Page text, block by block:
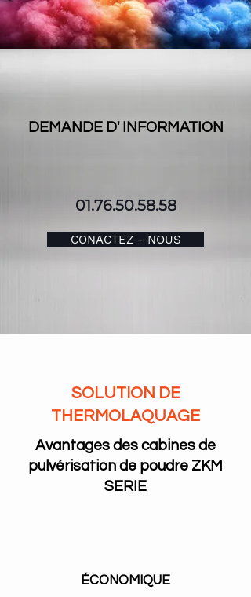
DEMANDE D' INFORMATION
01.76.50.58.58
CONACTEZ - NOUS
SOLUTION DE
THERMOLAQUAGE
Avantages des cabines de
pulvérisation de poudre ZKM
SERIE
ÉCONOMIQUE